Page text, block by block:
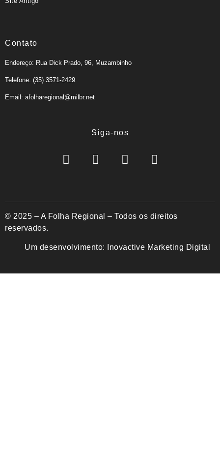
Contato
Endereço: Rua Dick Prado, 96, Muzambinho
Telefone: (35) 3571-2429
Email: afolharegional@milbr.net
Siga-nos
© 2025 – A Folha Regional – Todos os direitos
reservados.
Um desenvolvimento: Inovactive Marketing Digital